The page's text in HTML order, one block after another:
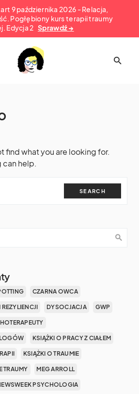
9 października 2026 - Relacja,
Pogłębiony kurs terapii traumy
Edycja 2 Sprawdź →
find what you are looking for.
can help.
SEARCH
CZARNA OWCA
DYSOCJACJA GWP
KSIĄŻKI O PRACY Z CIAŁEM
KSIĄŻKI O TRAUMIE
TRAUMY MEG ARROLL
PSYCHOLOGIA